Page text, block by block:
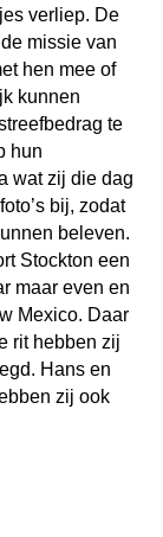
verliep. De
missie van
hen mee of
kunnen
te
hun
wat zij die dag
bij, zodat
beleven.
Stockton een
maar even en
Mexico. Daar
rit hebben zij
Hans en
zij ook